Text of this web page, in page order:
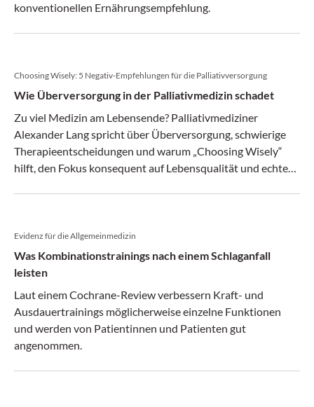
konventionellen Ernährungsempfehlung.
Choosing Wisely: 5 Negativ-Empfehlungen für die Palliativversorgung
Wie Überversorgung in der Palliativmedizin schadet
Zu viel Medizin am Lebensende? Palliativmediziner
Alexander Lang spricht über Überversorgung, schwierige
Therapieentscheidungen und warum „Choosing Wisely“
hilft, den Fokus konsequent auf Lebensqualität und echte
Evidenz für die Allgemeinmedizin
Was Kombinationstrainings nach einem Schlaganfall
leisten
Laut einem Cochrane-Review verbessern Kraft- und
Ausdauertrainings möglicherweise einzelne Funktionen
und werden von Patientinnen und Patienten gut
angenommen.